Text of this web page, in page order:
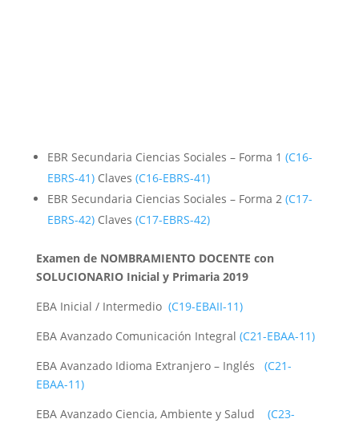
EBR Secundaria Ciencias Sociales – Forma 1 (C16-
EBRS-41)Claves (C16-EBRS-41)
EBR Secundaria Ciencias Sociales – Forma 2 (C17-
EBRS-42)Claves (C17-EBRS-42)
Examen de NOMBRAMIENTO DOCENTE con
SOLUCIONARIO Inicial y Primaria 2019
EBA Inicial / Intermedio (C19-EBAII-11)
EBA Avanzado Comunicación Integral (C21-EBAA-11)
EBA Avanzado Idioma Extranjero – Inglés (C21-
EBAA-11)
EBA Avanzado Ciencia, Ambiente y Salud (C23-